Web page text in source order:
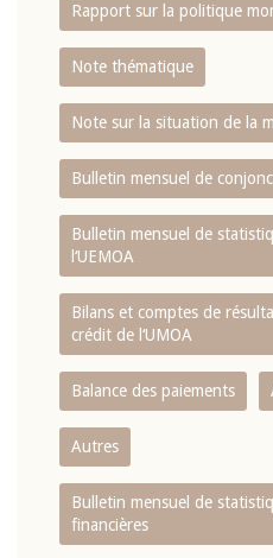
Rapport sur la politique
Note thématique
Note sur la situation de la
Bulletin mensuel de
Bulletin mensuel de
l‘UEMOA
Bilans et comptes de
crédit de l‘UMOA
Balance des paiements
Autres
Bulletin mensuel de
financières